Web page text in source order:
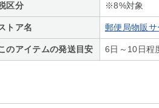
区分 ※8%対象
トア名 郵便局物販サ
のアイテムの発送目安 6日～10日程